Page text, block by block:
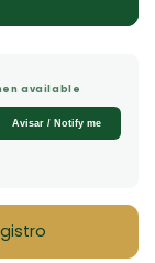
available
Avisar / Notify me